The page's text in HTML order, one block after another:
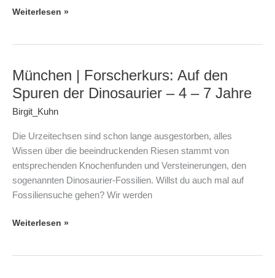
–
Weiterlesen »
München | Forscherkurs: Auf den
Spuren der Dinosaurier – 4 – 7 Jahre
Birgit_Kuhn
Die Urzeitechsen sind schon lange ausgestorben, alles
Wissen über die beeindruckenden Riesen stammt von
entsprechenden Knochenfunden und Versteinerungen, den
sogenannten Dinosaurier-Fossilien. Willst du auch mal auf
Fossiliensuche gehen? Wir werden
München
|
Forscherkurs:
Auf
den
Spuren
der
Dinosaurier
–
–
Weiterlesen »